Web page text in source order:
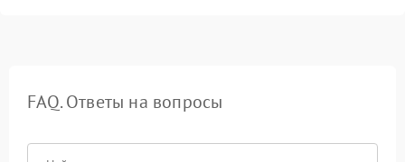
FAQ. Ответы на вопросы